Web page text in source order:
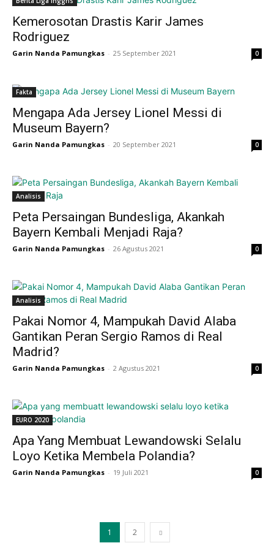
Kemerosotan Drastis Karir James
Rodriguez
Garin Nanda Pamungkas - 25 September 2021 0
Fakta
Mengapa Ada Jersey Lionel Messi di
Museum Bayern?
Garin Nanda Pamungkas - 20 September 2021 0
Analisis
Peta Persaingan Bundesliga, Akankah
Bayern Kembali Menjadi Raja?
Garin Nanda Pamungkas - 26 Agustus 2021 0
Analisis
Pakai Nomor 4, Mampukah David Alaba
Gantikan Peran Sergio Ramos di Real
Madrid?
Garin Nanda Pamungkas - 2 Agustus 2021 0
EURO 2020
Apa Yang Membuat Lewandowski Selalu
Loyo Ketika Membela Polandia?
Garin Nanda Pamungkas - 19 Juli 2021 0
1 2